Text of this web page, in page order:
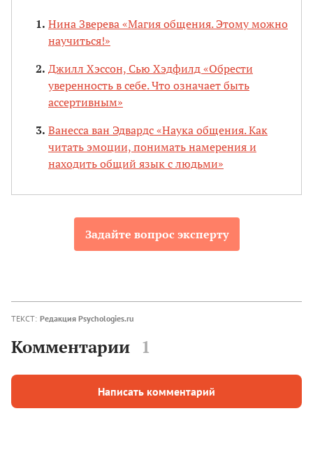
Нина Зверева «Магия общения. Этому можно
научиться!»
Джилл Хэссон, Сью Хэдфилд «Обрести
уверенность в себе. Что означает быть
ассертивным»
Ванесса ван Эдвардс «Наука общения. Как
читать эмоции, понимать намерения и
находить общий язык с людьми»
Задайте вопрос эксперту
ТЕКСТ: Редакция Psychologies.ru
Комментарии 1
Написать комментарий